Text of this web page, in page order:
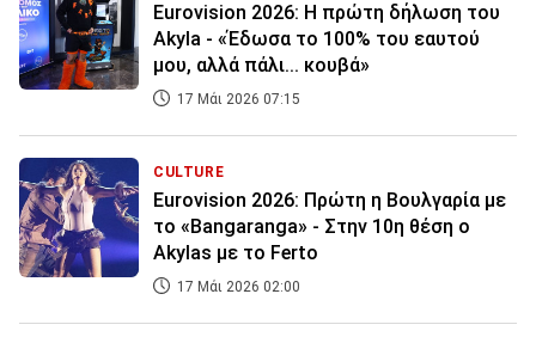
Eurovision 2026: Η πρώτη δήλωση του
Akyla - «Έδωσα το 100% του εαυτού
μου, αλλά πάλι... κουβά»
17 Μάι 2026 07:15
CULTURE
Eurovision 2026: Πρώτη η Βουλγαρία με
το «Bangaranga» - Στην 10η θέση ο
Akylas με το Ferto
17 Μάι 2026 02:00